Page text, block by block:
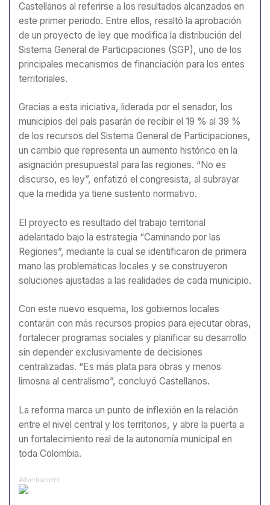
Castellanos al referirse a los resultados alcanzados en
este primer periodo. Entre ellos, resaltó la aprobación
de un proyecto de ley que modifica la distribución del
Sistema General de Participaciones (SGP), uno de los
principales mecanismos de financiación para los entes
territoriales.
Gracias a esta iniciativa, liderada por el senador, los
municipios del país pasarán de recibir el 19 % al 39 %
de los recursos del Sistema General de Participaciones,
un cambio que representa un aumento histórico en la
asignación presupuestal para las regiones. “No es
discurso, es ley”, enfatizó el congresista, al subrayar
que la medida ya tiene sustento normativo.
El proyecto es resultado del trabajo territorial
adelantado bajo la estrategia “Caminando por las
Regiones”, mediante la cual se identificaron de primera
mano las problemáticas locales y se construyeron
soluciones ajustadas a las realidades de cada municipio.
Con este nuevo esquema, los gobiernos locales
contarán con más recursos propios para ejecutar obras,
fortalecer programas sociales y planificar su desarrollo
sin depender exclusivamente de decisiones
centralizadas. “Es más plata para obras y menos
limosna al centralismo”, concluyó Castellanos.
La reforma marca un punto de inflexión en la relación
entre el nivel central y los territorios, y abre la puerta a
un fortalecimiento real de la autonomía municipal en
toda Colombia.
Advertisement